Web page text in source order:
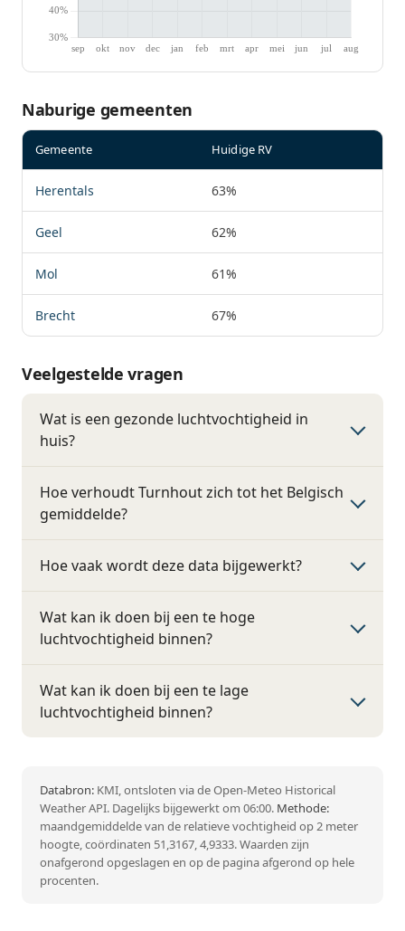
Naburige gemeenten
Gemeente Huidige RV
Herentals 63%
Geel 62%
Mol 61%
Brecht 67%
Veelgestelde vragen
Wat is een gezonde luchtvochtigheid in
huis?
Hoe verhoudt Turnhout zich tot het Belgisch
gemiddelde?
Hoe vaak wordt deze data bijgewerkt?
Wat kan ik doen bij een te hoge
luchtvochtigheid binnen?
Wat kan ik doen bij een te lage
luchtvochtigheid binnen?
Databron: KMI, ontsloten via de Open-Meteo Historical
Weather API. Dagelijks bijgewerkt om 06:00. Methode:
maandgemiddelde van de relatieve vochtigheid op 2 meter
hoogte, coördinaten 51,3167, 4,9333. Waarden zijn
onafgerond opgeslagen en op de pagina afgerond op hele
procenten.